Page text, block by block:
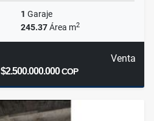
1 Garaje
245.37Área m2
Venta
$2.500.000.000COP